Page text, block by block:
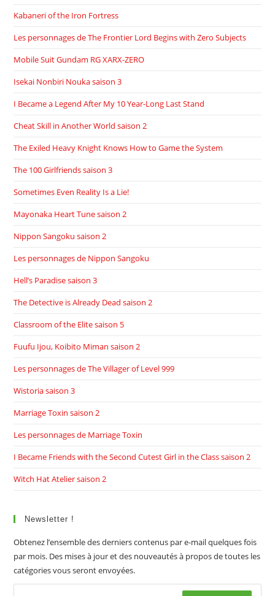
Kabaneri of the Iron Fortress
Les personnages de The Frontier Lord Begins with Zero Subjects
Mobile Suit Gundam RG XARX-ZERO
Isekai Nonbiri Nouka saison 3
I Became a Legend After My 10 Year-Long Last Stand
Cheat Skill in Another World saison 2
The Exiled Heavy Knight Knows How to Game the System
The 100 Girlfriends saison 3
Sometimes Even Reality Is a Lie!
Mayonaka Heart Tune saison 2
Nippon Sangoku saison 2
Les personnages de Nippon Sangoku
Hell’s Paradise saison 3
The Detective is Already Dead saison 2
Classroom of the Elite saison 5
Fuufu Ijou, Koibito Miman saison 2
Les personnages de The Villager of Level 999
Wistoria saison 3
Marriage Toxin saison 2
Les personnages de Marriage Toxin
I Became Friends with the Second Cutest Girl in the Class saison 2
Witch Hat Atelier saison 2
Newsletter !
Obtenez l’ensemble des derniers contenus par e-mail quelques fois
par mois. Des mises à jour et des nouveautés à propos de toutes les
catégories vous seront envoyées.